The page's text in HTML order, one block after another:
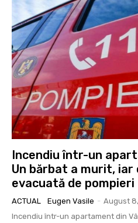
Incendiu într-un
Un bărbat a murit,
evacuată de pompieri
ACTUAL Eugen Vasile - August
Incendiu într-un apartament din